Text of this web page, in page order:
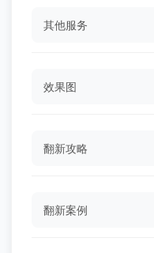
其他服务
效果图
翻新攻略
翻新案例